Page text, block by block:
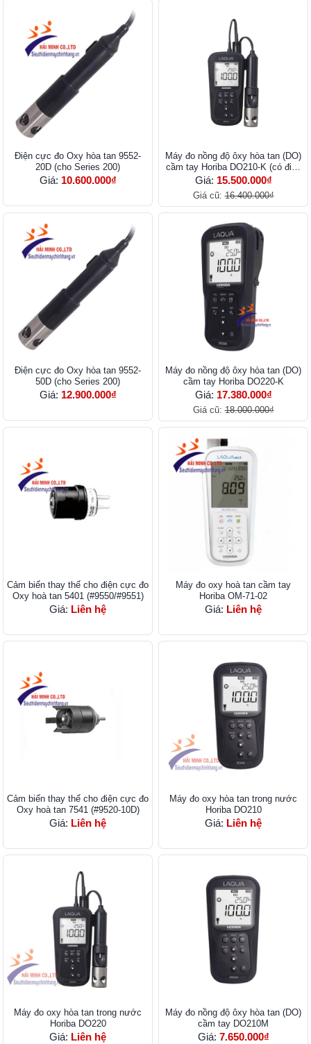
Điện cực đo Oxy hòa tan 9552-
20D (cho Series 200)
Giá: 10.600.000₫
Máy đo nồng độ ôxy hòa tan (DO)
cầm tay Horiba DO210-K (có điện
cực)
Giá: 15.500.000₫
Giá cũ:16.400.000₫
Điện cực đo Oxy hòa tan 9552-
50D (cho Series 200)
Giá: 12.900.000₫
Máy đo nồng độ ôxy hòa tan (DO)
cầm tay Horiba DO220-K
Giá: 17.380.000₫
Giá cũ:18.000.000₫
Cảm biến thay thế cho điện cực đo
Oxy hoà tan 5401 (#9550/#9551)
Giá: Liên hệ
Máy đo oxy hoà tan cầm tay
Horiba OM-71-02
Giá: Liên hệ
Cảm biến thay thế cho điện cực đo
Oxy hoà tan 7541 (#9520-10D)
Giá: Liên hệ
Máy đo oxy hòa tan trong nước
Horiba DO210
Giá: Liên hệ
Máy đo oxy hòa tan trong nước
Horiba DO220
Giá: Liên hệ
Máy đo nồng độ ôxy hòa tan (DO)
cầm tay DO210M
Giá: 7.650.000₫